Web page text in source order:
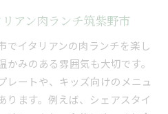
アン肉ランチ筑紫野市
でイタリアンの肉ランチを楽し
みのある雰囲気も大切です。
レートや、キッズ向けのメニュ
ります。例えば、シェアスタイ